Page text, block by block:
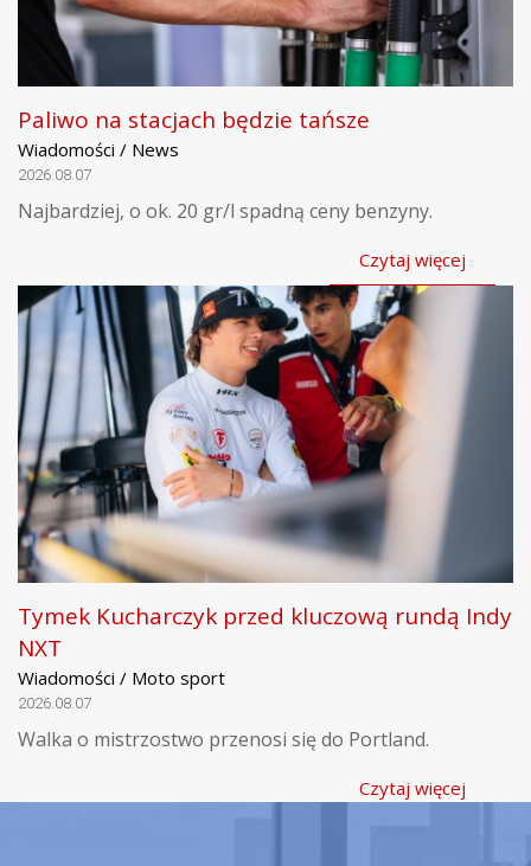
Paliwo na stacjach będzie tańsze
Wiadomości / News
2026.08.07
Najbardziej, o ok. 20 gr/l spadną ceny benzyny.
Czytaj więcej
Tymek Kucharczyk przed kluczową rundą Indy
NXT
Wiadomości / Moto sport
2026.08.07
Walka o mistrzostwo przenosi się do Portland.
Czytaj więcej